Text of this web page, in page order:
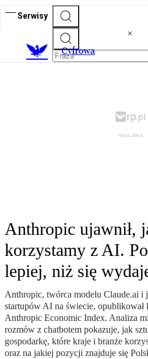
Serwisy
Cyfrowa
Anthropic ujawnił,
korzystamy z AI.
lepiej, niż się
Anthropic, twórca modelu Claude.ai i
startupów AI na świecie, opublikował
Anthropic Economic Index. Analiza
rozmów z chatbotem pokazuje, jak
gospodarkę, które kraje i branże
oraz na jakiej pozycji znajduje się